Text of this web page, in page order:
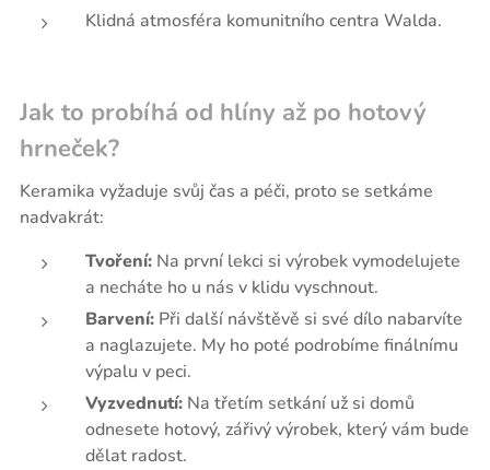
Klidná atmosféra komunitního centra Walda.
Jak to probíhá od hlíny až po hotový
hrneček?
Keramika vyžaduje svůj čas a péči, proto se setkáme
nadvakrát:
Tvoření: Na první lekci si výrobek vymodelujete
a necháte ho u nás v klidu vyschnout.
Barvení: Při další návštěvě si své dílo nabarvíte
a naglazujete. My ho poté podrobíme finálnímu
výpalu v peci.
Vyzvednutí: Na třetím setkání už si domů
odnesete hotový, zářivý výrobek, který vám bude
dělat radost.